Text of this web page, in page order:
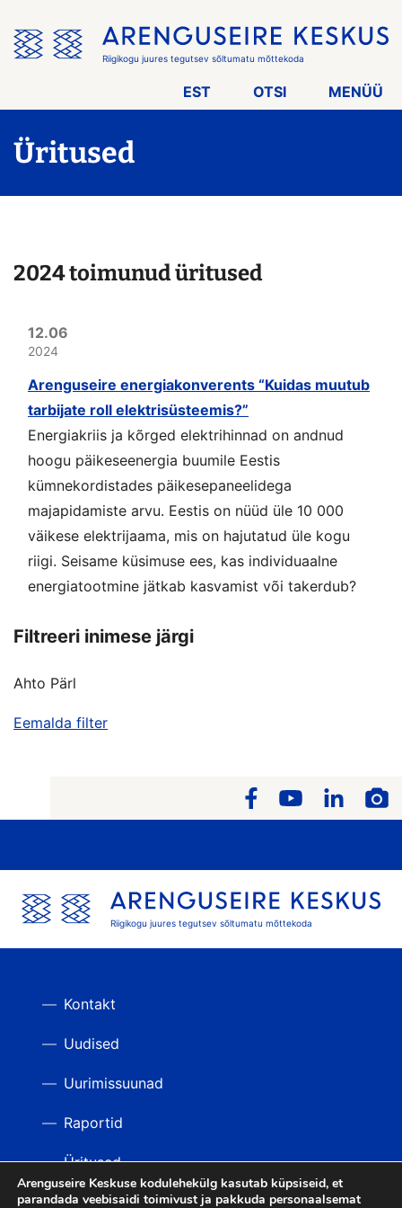
menüü
vahele
Riigikogu juures tegutsev sõltumatu mõttekoda
EST OTSI MENÜÜ
Üritused
2024 toimunud üritused
12.06
2024
Arenguseire energiakonverents “Kuidas muutub
tarbijate roll elektrisüsteemis?”
Energiakriis ja kõrged elektrihinnad on andnud
hoogu päikeseenergia buumile Eestis
kümnekordistades päikesepaneelidega
majapidamiste arvu. Eestis on nüüd üle 10 000
väikese elektrijaama, mis on hajutatud üle kogu
riigi. Seisame küsimuse ees, kas individuaalne
energiatootmine jätkab kasvamist või takerdub?
Filtreeri inimese järgi
Ahto Pärl
Eemalda filter
Riigikogu juures tegutsev sõltumatu mõttekoda
Kontakt
Uudised
Uurimissuunad
Raportid
Üritused
Videod
Arenguseire Keskuse kodulehekülg kasutab küpsiseid, et
parandada veebisaidi toimivust ja pakkuda personaalsemat